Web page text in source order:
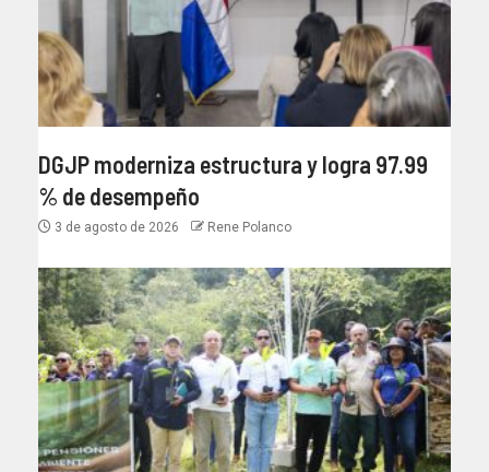
DGJP moderniza estructura y logra 97.99
% de desempeño
3 de agosto de 2026 Rene Polanco